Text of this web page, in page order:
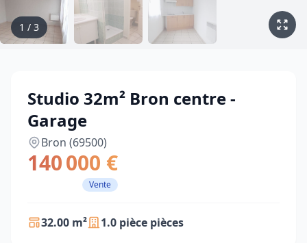
1 / 3
Studio 32m² Bron centre -
Garage
Bron (69500)
140 000 €
Vente
32.00 m² 1.0 pièce pièces